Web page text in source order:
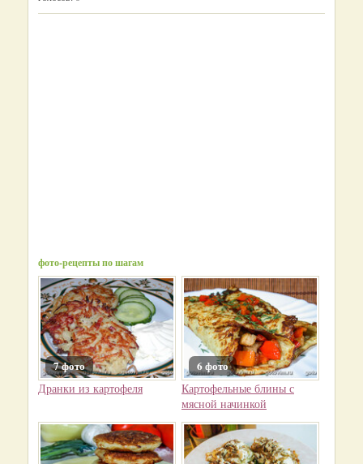
фото-рецепты по шагам
7 фото
Дранки из картофеля
6 фото
Картофельные блины с
мясной начинкой